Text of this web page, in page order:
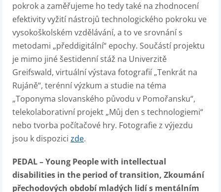
pokrok a zaměřujeme ho tedy také na zhodnocení
efektivity vyžití nástrojů technologického pokroku ve
vysokoškolském vzdělávání, a to ve srovnání s
metodami „předdigitální“ epochy. Součástí projektu
je mimo jiné šestidenní stáž na Univerzitě
Greifswald, virtuální výstava fotografií „Tenkrát na
Rujáně“, terénní výzkum a studie na téma
„Toponyma slovanského původu v Pomořansku“,
telekolaborativní projekt „Můj den s technologiemi“
nebo tvorba počítačové hry. Fotografie z výjezdu
jsou k dispozici zde.
PEDAL – Young People with intellectual
disabilities in the period of transition, Zkoumání
přechodových období mladých lidí s mentálním